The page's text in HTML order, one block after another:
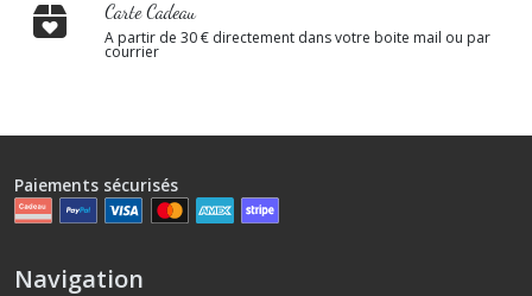
Carte Cadeau
A partir de 30 € directement dans votre boite mail ou par
courrier
Paiements sécurisés
Navigation